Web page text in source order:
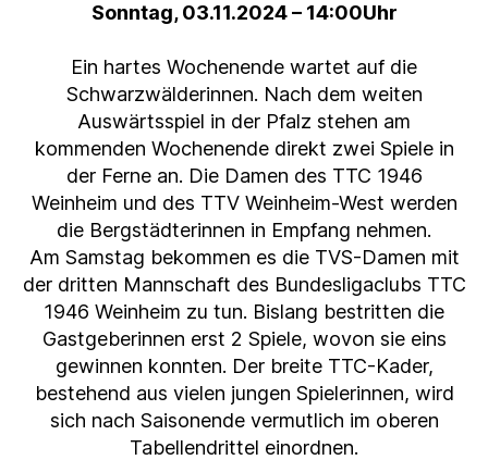
Sonntag, 03.11.2024 – 14:00Uhr
Ein hartes Wochenende wartet auf die
Schwarzwälderinnen. Nach dem weiten
Auswärtsspiel in der Pfalz stehen am
kommenden Wochenende direkt zwei Spiele in
der Ferne an. Die Damen des TTC 1946
Weinheim und des TTV Weinheim-West werden
die Bergstädterinnen in Empfang nehmen.
Am Samstag bekommen es die TVS-Damen mit
der dritten Mannschaft des Bundesligaclubs TTC
1946 Weinheim zu tun. Bislang bestritten die
Gastgeberinnen erst 2 Spiele, wovon sie eins
gewinnen konnten. Der breite TTC-Kader,
bestehend aus vielen jungen Spielerinnen, wird
sich nach Saisonende vermutlich im oberen
Tabellendrittel einordnen.